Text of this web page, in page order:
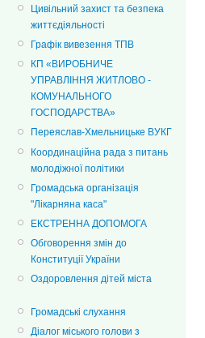
Цивільний захист та безпека
життєдіяльності
Графік вивезення ТПВ
КП «ВИРОБНИЧЕ
УПРАВЛІННЯ ЖИТЛОВО -
КОМУНАЛЬНОГО
ГОСПОДАРСТВА»
Переяслав-Хмельницьке ВУКГ
Координаційна рада з питань
молодіжної політики
Громадська організація
"Лікарняна каса"
ЕКСТРЕННА ДОПОМОГА
Обговорення змін до
Конституції України
Оздоровлення дітей міста
Громадські слухання
Діалог міського голови з